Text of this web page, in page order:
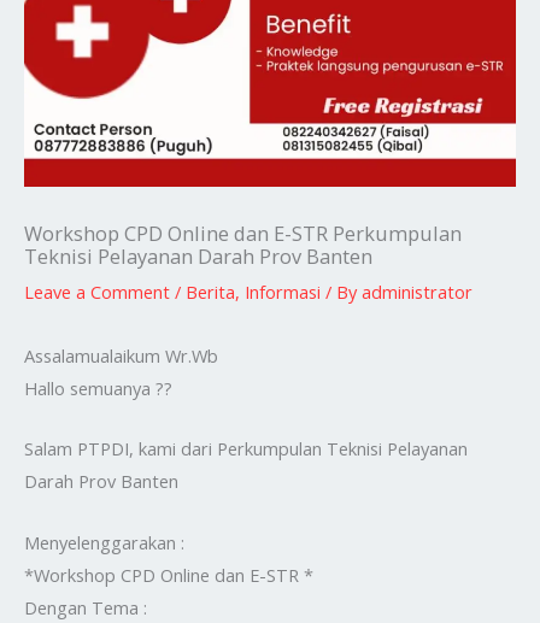
Workshop CPD Online dan E-STR Perkumpulan
Teknisi Pelayanan Darah Prov Banten
Leave a Comment / Berita, Informasi / Byadministrator
Assalamualaikum Wr.Wb
Hallo semuanya ??
Salam PTPDI, kami dari Perkumpulan Teknisi Pelayanan
Darah Prov Banten
Menyelenggarakan :
*Workshop CPD Online dan E-STR *
Dengan Tema :